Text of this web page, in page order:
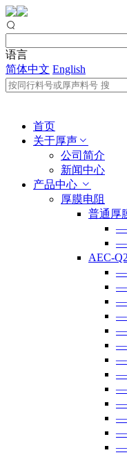
语言
简体中文 English
首页
关于厚声
公司简介
新闻中心
产品中心
厚膜电阻
普通厚
—
—
AEC-
—
—
—
—
—
—
—
—
—
—
—
—
—